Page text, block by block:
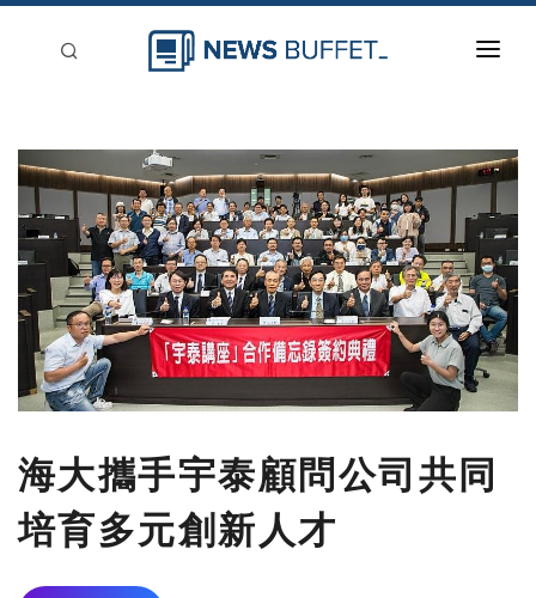
新聞稿分類
登入
刊登
海大攜手宇泰顧問公司共同
培育多元創新人才